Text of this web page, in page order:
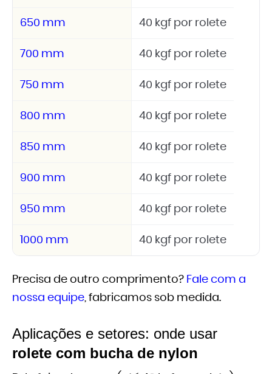
650 mm 40 kgf por rolete
700 mm 40 kgf por rolete
750 mm 40 kgf por rolete
800 mm 40 kgf por rolete
850 mm 40 kgf por rolete
900 mm 40 kgf por rolete
950 mm 40 kgf por rolete
1000 mm 40 kgf por rolete
Precisa de outro comprimento? Fale com a
nossa equipe, fabricamos sob medida.
Aplicações e setores: onde usar
rolete com bucha de nylon